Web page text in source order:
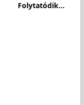
Folytatódik...